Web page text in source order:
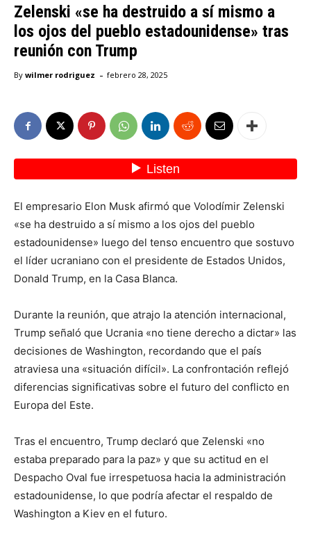
Zelenski «se ha destruido a sí mismo a
los ojos del pueblo estadounidense» tras
reunión con Trump
By wilmer rodriguez - febrero 28, 2025
El empresario Elon Musk afirmó que Volodímir Zelenski
«se ha destruido a sí mismo a los ojos del pueblo
estadounidense» luego del tenso encuentro que sostuvo
el líder ucraniano con el presidente de Estados Unidos,
Donald Trump, en la Casa Blanca.
Durante la reunión, que atrajo la atención internacional,
Trump señaló que Ucrania «no tiene derecho a dictar» las
decisiones de Washington, recordando que el país
atraviesa una «situación difícil». La confrontación reflejó
diferencias significativas sobre el futuro del conflicto en
Europa del Este.
Tras el encuentro, Trump declaró que Zelenski «no
estaba preparado para la paz» y que su actitud en el
Despacho Oval fue irrespetuosa hacia la administración
estadounidense, lo que podría afectar el respaldo de
Washington a Kiev en el futuro.